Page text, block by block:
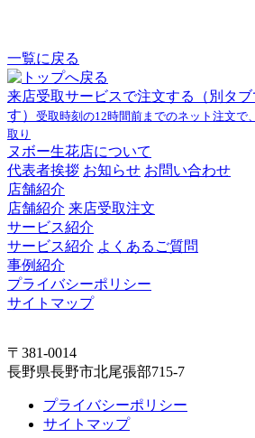
一覧に戻る
来店受取サービスで注文する
（別タ
す） 受取時刻の12時間前までのネット注文で
取り
ヌボー生花店について
代表者挨拶 お知らせ お問い合わせ
店舗紹介
店舗紹介 来店受取注文
サービス紹介
サービス紹介 よくあるご質問
事例紹介
プライバシーポリシー
サイトマップ
〒381-0014
長野県長野市北尾張部715-7
プライバシーポリシー
サイトマップ